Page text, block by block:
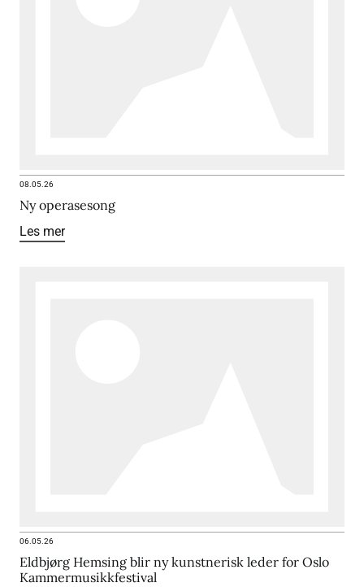
08.05.26
Ny operasesong
Les mer
06.05.26
Eldbjørg Hemsing blir ny kunstnerisk leder for Oslo
Kammermusikkfestival